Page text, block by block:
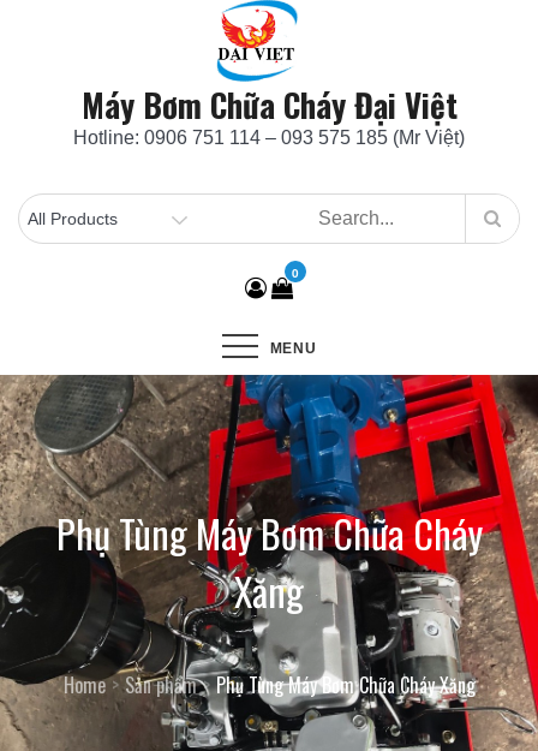
Máy Bơm Chữa Cháy Đại Việt
Hotline: 0906 751 114 – 093 575 185 (Mr Việt)
0
MENU
Phụ Tùng Máy Bơm Chữa Cháy
Xăng
Home Sản phẩm Phụ Tùng Máy Bơm Chữa Cháy Xăng